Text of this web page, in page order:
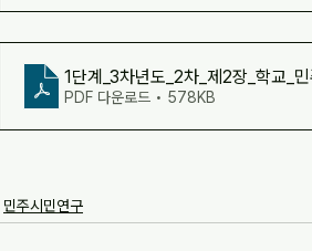
1단계_3차년도_2차_제2장_학교_
PDF 다운로드 • 578KB
민주시민연구